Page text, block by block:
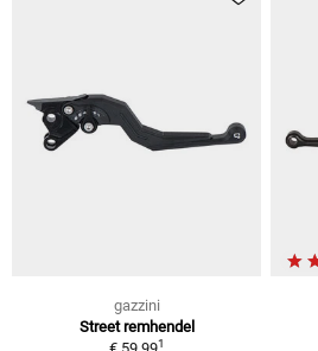
gazzini
Street remhendel
1